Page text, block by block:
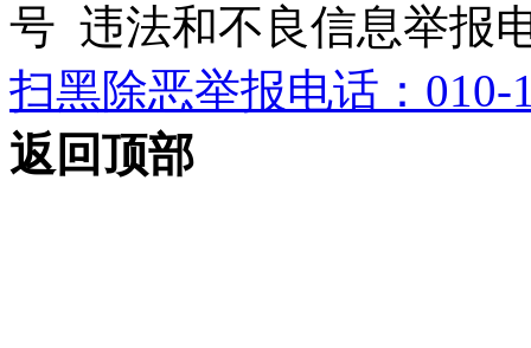
号 违法和不良信息举报
扫黑除恶举报电话：010-
返回顶部